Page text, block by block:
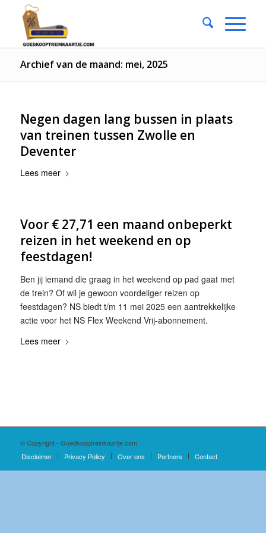
Archief van de maand: mei, 2025
Negen dagen lang bussen in plaats
van treinen tussen Zwolle en
Deventer
Lees meer
Voor € 27,71 een maand onbeperkt
reizen in het weekend en op
feestdagen!
Ben jij iemand die graag in het weekend op pad gaat met
de trein? Of wil je gewoon voordeliger reizen op
feestdagen? NS biedt t/m 11 mei 2025 een aantrekkelijke
actie voor het NS Flex Weekend Vrij-abonnement.
Lees meer
© Copyright - Goedkooptreinkaartje.com
Disclaimer
Privacy Policy Over ons Partners Contact